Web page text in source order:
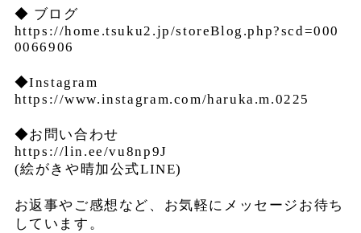
◆ ブログ
https://home.tsuku2.jp/storeBlog.php?scd=000
0066906
◆Instagram
https://www.instagram.com/haruka.m.0225
◆お問い合わせ
https://lin.ee/vu8np9J
(絵がきや晴加公式LINE)
お返事やご感想など、お気軽にメッセージお待ち
しています。